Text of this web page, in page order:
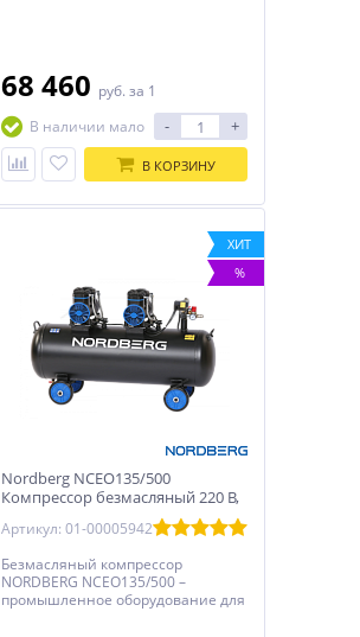
68 460 руб. за 1
В наличии мало
- +
В КОРЗИНУ
ХИТ
%
Nordberg NCEO135/500
Компрессор безмасляный 220 В,
ресивер 135 л, 500 л/мин
Артикул: 01-00005942
Безмасляный компрессор
NORDBERG NCEO135/500 –
промышленное оборудование для